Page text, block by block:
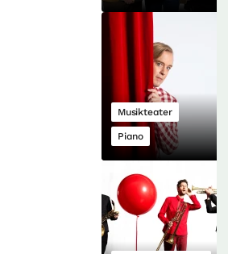
Musikteater
Piano